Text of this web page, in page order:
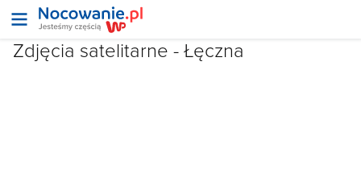
Zdjęcia satelitarne -Łęczna